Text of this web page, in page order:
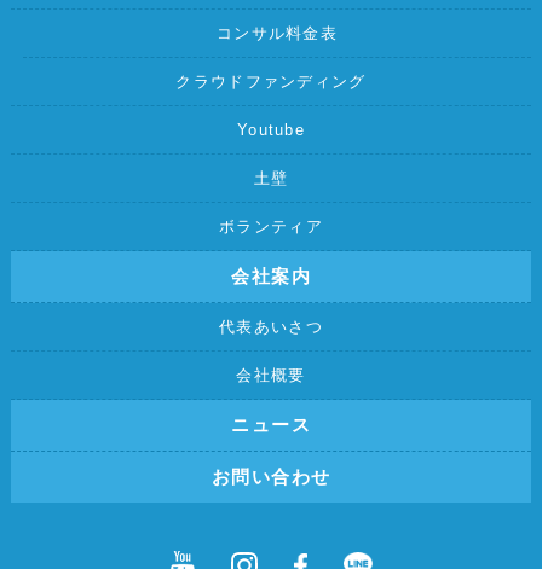
コンサル料金表
クラウドファンディング
Youtube
土壁
ボランティア
会社案内
代表あいさつ
会社概要
ニュース
お問い合わせ